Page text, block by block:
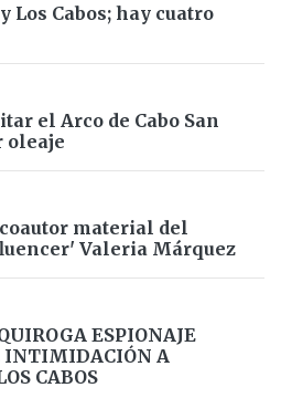
Los Cabos; hay cuatro
el Arco de Cabo San
oleaje
material del
Valeria Márquez
ESPIONAJE
INTIMIDACIÓN A
CABOS